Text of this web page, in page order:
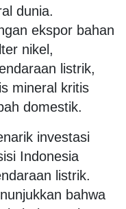
dunia.
ekspor bahan
nikel,
listrik,
mineral kritis
domestik.
investasi
Indonesia
listrik.
bahwa